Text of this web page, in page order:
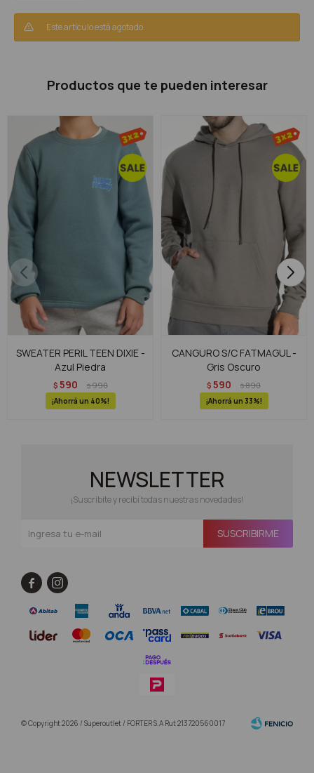
Este artículo está agotado.
Productos que te pueden interesar
SWEATER PERIL TEEN DIXIE -
Azul Piedra
$ 590 $990
40
CANGURO S/C FATMAGUL -
Gris Oscuro
$ 590 $890
33
NEWSLETTER
¡Suscribite y recibí todas nuestras novedades!
SUSCRIBIRME
 
© Copyright 2026 / Superoutlet / FORTER S.A Rut 213720560017